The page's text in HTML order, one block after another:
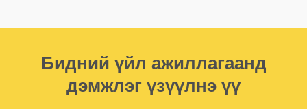
Бидний үйл ажиллагаанд
дэмжлэг үзүүлнэ үү